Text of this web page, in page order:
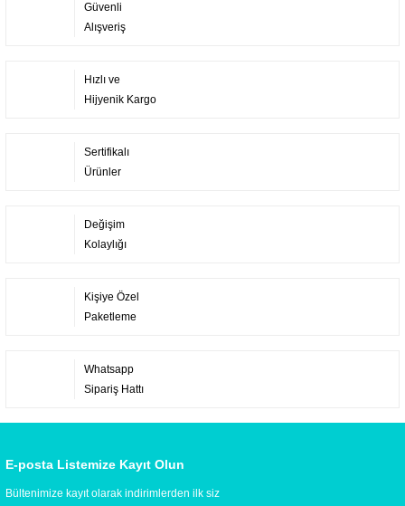
Güvenli
Alışveriş
Hızlı ve
Hijyenik Kargo
Sertifikalı
Ürünler
Değişim
Kolaylığı
Kişiye Özel
Paketleme
Whatsapp
Sipariş Hattı
E-posta Listemize Kayıt Olun
Bültenimize kayıt olarak indirimlerden ilk siz